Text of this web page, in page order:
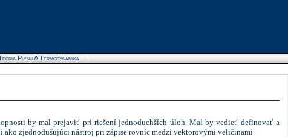
Plynu A Termodynamika
by mal prejaviť pri riešení jednoduchších úloh. Mal by vedieť definovať a
zjednodušujúci nástroj pri zápise rovníc medzi vektorovými veličinami.